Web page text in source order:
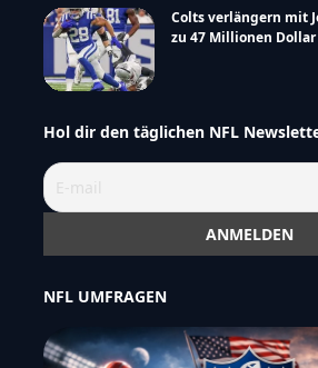
Colts verlängern mit
zu 47 Millionen Dollar
Hol dir den täglichen NFL
NFL UMFRAGEN